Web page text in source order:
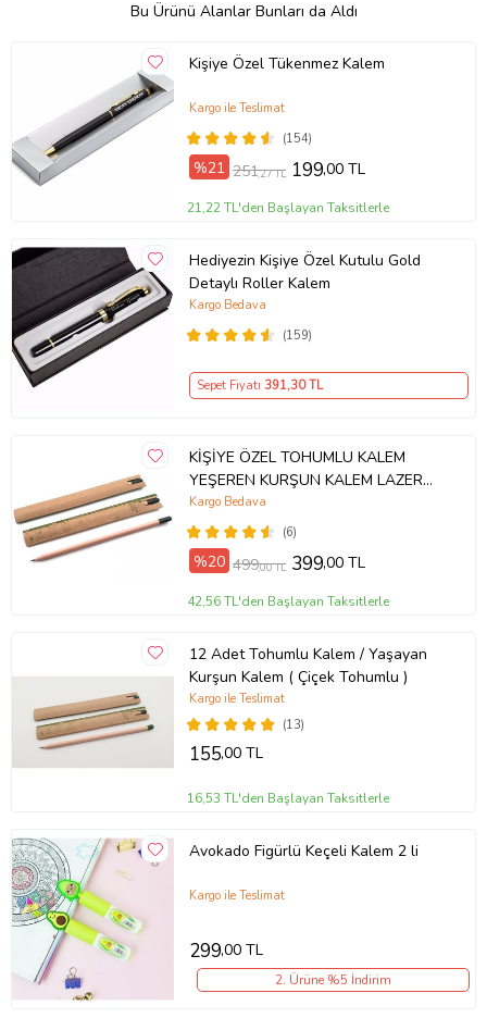
Bu Ürünü Alanlar Bunları da Aldı
Kişiye Özel Tükenmez Kalem
(154)
Kargo ile Teslimat
%21 251,27 TL 199,00 TL
21,22 TL'den Başlayan Taksitlerle
Hediyezin Kişiye Özel Kutulu Gold
Detaylı Roller Kalem
(159)
Kargo Bedava
Sepet Fiyatı 391,30 TL
KİŞİYE ÖZEL TOHUMLU KALEM
YEŞEREN KURŞUN KALEM LAZER
KAZIMA HATIRA AĞAÇ ÇİÇEK ÖZEL
ÇAM FESLEĞEN KAHKAHA ÇİÇEĞİ
TOHUMU KRAFT KUTULU 10 ADET
(6)
Kargo Bedava
%20 499,00 TL 399,00 TL
42,56 TL'den Başlayan Taksitlerle
12 Adet Tohumlu Kalem / Yaşayan
Kurşun Kalem ( Çiçek Tohumlu )
(13)
Kargo ile Teslimat
155,00 TL
16,53 TL'den Başlayan Taksitlerle
Avokado Figürlü Keçeli Kalem 2 li
Kargo ile Teslimat
299,00 TL
2. Ürüne %5 İndirim